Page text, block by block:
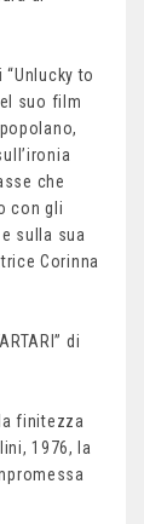
to
suo film
che
con gli
sulla sua
Corinna
di
finitezza
1976, la